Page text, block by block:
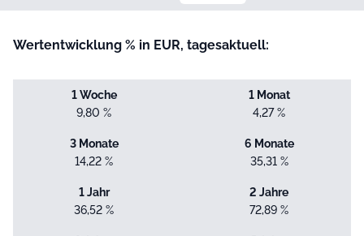
Wertentwicklung % in EUR, tagesaktuell:
1 Woche
9,80 %
1 Monat
4,27 %
3 Monate
14,22 %
6 Monate
35,31 %
1 Jahr
36,52 %
2 Jahre
72,89 %